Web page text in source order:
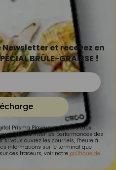
et recevez en
BRÛLE-GRAISSE !
Prisma Players analyse le taux
et optimiser les performances des
vous ouvrez les courriels, l'heure à
informations sur le terminal que
ces traceurs, voir notre politique de